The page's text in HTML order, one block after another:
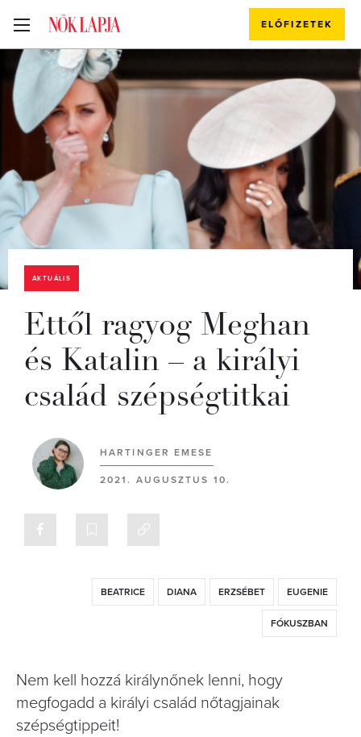
ELŐFIZETEK
AKTUÁLIS
Ettől ragyog Meghan
és Katalin – a királyi
család szépségtitkai
HARTINGER EMESE
2021. AUGUSZTUS 10.
BEATRICE DIANA ERZSÉBET EUGENIE
FÓKUSZBAN
Nem kell hozzá királynőnek lenni, hogy
megfogadd a királyi család nőtagjainak
szépségtippeit!